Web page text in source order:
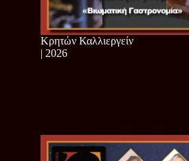
Κρητών Καλλιεργείν
| 2026